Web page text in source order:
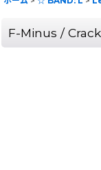
F-Minus /